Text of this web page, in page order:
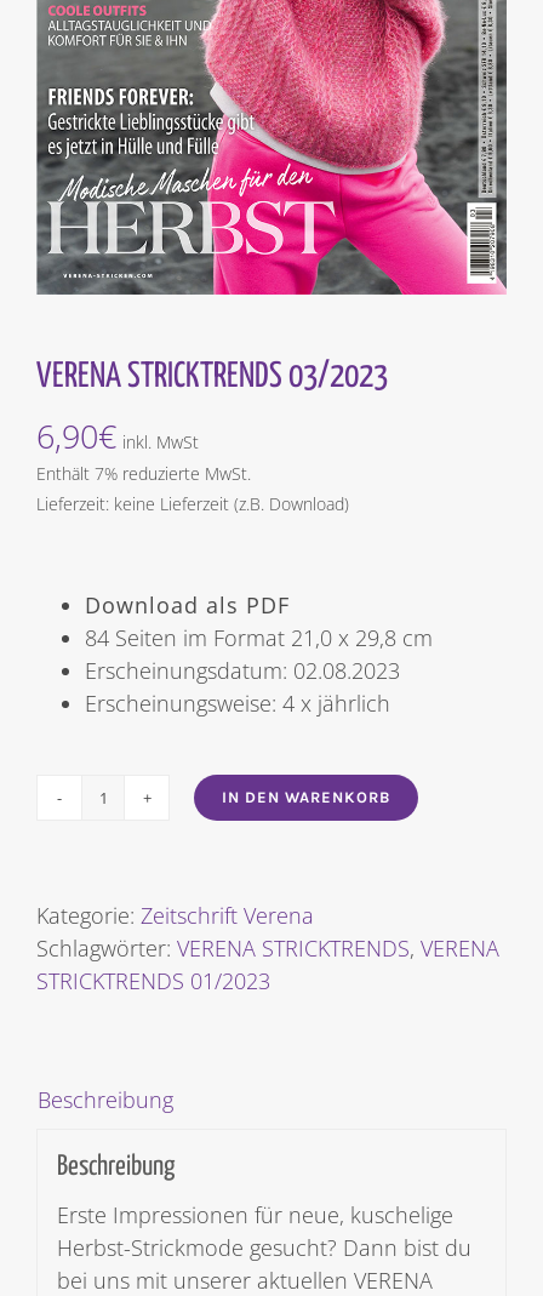
VERENA STRICKTRENDS 03/2023
6,90€ inkl. MwSt
Enthält 7% reduzierte MwSt.
Lieferzeit: keine Lieferzeit (z.B. Download)
Download als PDF
84 Seiten im Format 21,0 x 29,8 cm
Erscheinungsdatum: 02.08.2023
Erscheinungsweise: 4 x jährlich
VERENA
[Digital]
Menge
IN DEN WARENKORB
Kategorie: Zeitschrift Verena
Schlagwörter: VERENA STRICKTRENDS, VERENA
STRICKTRENDS 01/2023
Beschreibung
Beschreibung
Erste Impressionen für neue, kuschelige
Herbst-Strickmode gesucht? Dann bist du
bei uns mit unserer aktuellen VERENA